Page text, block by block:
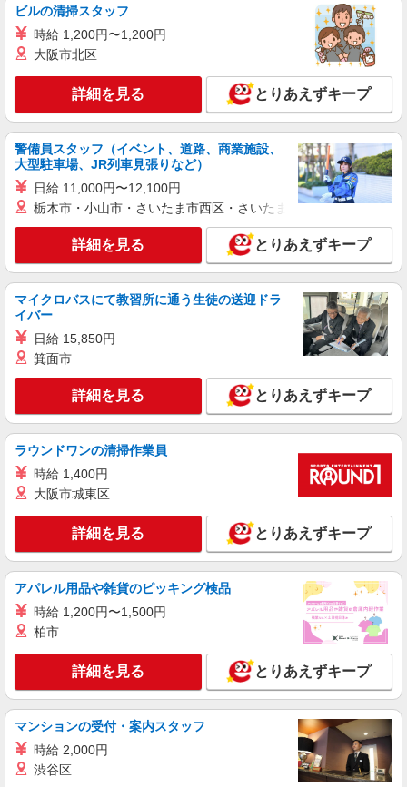
円〜2,000円(試用期間2ヶ月) 22:00〜23:00 時給
2,000円以上 残業が発生した場合、残業代を1分単
位で別途支給します。
フレンシアエール仙川 学生マンション （東
キープ 詳細を見る
株式会社HITOWA フードサービスカンパニー
福祉施設での調理師【正社員】
月給27万円〜30万円 ※給与は経験や前職給与
に応じて決定します。 賞与年2回
フローレンスケア調布 （東京都調布市小島町
1-16-3）
キープ 詳細を見る
株式会社HITOWA フードサービスカンパニー
時給1,226円 ※経験によりスタート時給は変動
します。 ※AP評価制度：あり 年1回の評価によ
り時給を見直します。 ※アルバイト賞与（寸
志）：あり 年2回。勤続年数により金額UP。
イリーゼ調布 （東京都調布市多摩川1-13-1）
キープ 詳細を見る
ツクイ調布菊野台（デイサービス）
デイサービス 調理スタッフ（ミールケアクル
ー）
時給1,226円〜1,260円 ★土日祝日は時給100円
アップ！ ※給与幅は資格・経験等による
キープ 詳細を見る
正社員
株式会社HITOWA フードサービスカンパニー
福祉施設での栄養士【正社員】
ビルの清掃スタッフ
時給 1,200円〜1,200円
大阪市北区
詳細を見る とりあえずキープ
警備員スタッフ（イベント、道路、商業施設、
大型駐車場、JR列車見張りなど）
日給 11,000円〜12,100円
栃木市・小山市・さいたま市西区・さいたま市岩槻区・久喜市・
詳細を見る とりあえずキープ
マイクロバスにて教習所に通う生徒の送迎ドラ
イバー
日給 15,850円
箕面市
詳細を見る とりあえずキープ
ラウンドワンの清掃作業員
時給 1,400円
大阪市城東区
詳細を見る とりあえずキープ
アパレル用品や雑貨のピッキング検品
時給 1,200円〜1,500円
柏市
詳細を見る とりあえずキープ
マンションの受付・案内スタッフ
時給 2,000円
渋谷区